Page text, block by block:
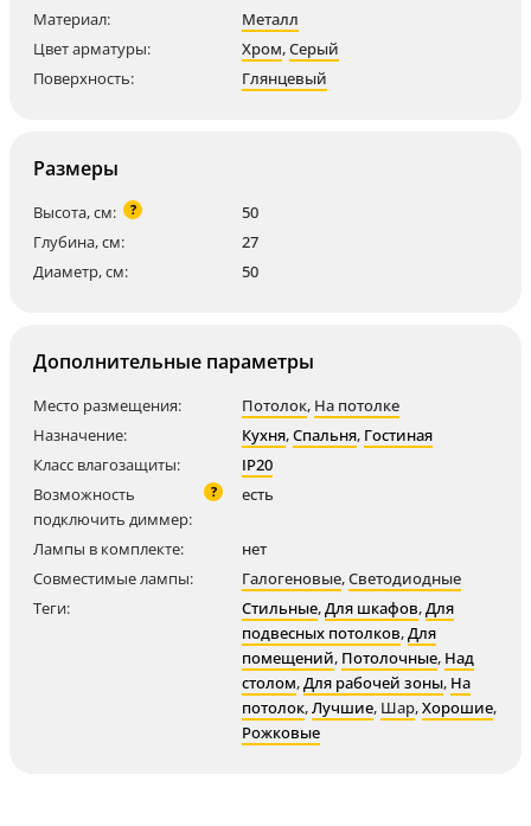
Материал:
Металл
Цвет арматуры:
Хром,Серый
Поверхность:
Глянцевый
Размеры
Высота, см: ?
50
Глубина, см:
27
Диаметр, см:
50
Дополнительные параметры
Место размещения: Потолок, На потолке
Назначение:
Кухня,Спальня, Гостиная
Класс влагозащиты:
IP20
Возможность
подключить диммер:
? есть
Лампы в комплекте:
нет
Совместимые лампы:
Галогеновые,Светодиодные
Теги:
Стильные,Для шкафов,Для
подвесных потолков,Для
помещений, Потолочные, Над
столом,Для рабочей зоны, На
потолок,Лучшие, Шар,Хорошие,
Рожковые